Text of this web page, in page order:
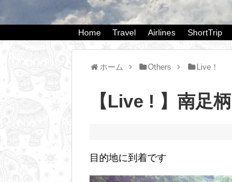
Home Travel Airlines ShortTrip
ホーム Others Live！
【Live ! 】南足柄
目的地に到着です